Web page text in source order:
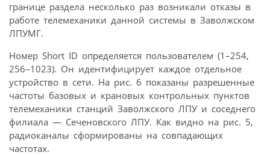
границе раздела несколько раз возникали отказы в
работе телемеханики данной системы в Заволжском
ЛПУМГ.
Номер Short ID определяется пользователем (1–254,
256–1023). Он идентифицирует каждое отдельное
устройство в сети. На рис. 6 показаны разрешенные
частоты базовых и крановых контрольных пунктов
телемеханики станций Заволжского ЛПУ и соседнего
филиала — Сеченовского ЛПУ. Как видно на рис. 5,
радиоканалы сформированы на совпадающих
частотах.